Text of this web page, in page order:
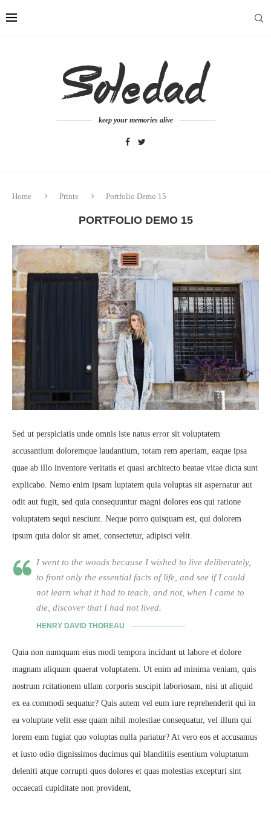
keep your memories alive
Home Prints Portfolio Demo 15
PORTFOLIO DEMO 15
Sed ut perspiciatis unde omnis iste natus error sit voluptatem
accusantium doloremque laudantium, totam rem aperiam, eaque ipsa
quae ab illo inventore veritatis et quasi architecto beatae vitae dicta sunt
explicabo. Nemo enim ipsam luptatem quia voluptas sit aspernatur aut
odit aut fugit, sed quia consequuntur magni dolores eos qui ratione
voluptatem sequi nesciunt. Neque porro quisquam est, qui dolorem
ipsum quia dolor sit amet, consectetur, adipisci velit.
I went to the woods because I wished to live deliberately,
to front only the essential facts of life, and see if I could
not learn what it had to teach, and not, when I came to
die, discover that I had not lived.
HENRY DAVID THOREAU
Quia non numquam eius modi tempora incidunt ut labore et dolore
magnam aliquam quaerat voluptatem. Ut enim ad minima veniam, quis
nostrum rcitationem ullam corporis suscipit laboriosam, nisi ut aliquid
ex ea commodi sequatur? Quis autem vel eum iure reprehenderit qui in
ea voluptate velit esse quam nihil molestiae consequatur, vel illum qui
lorem eum fugiat quo voluptas nulla pariatur? At vero eos et accusamus
et iusto odio dignissimos ducimus qui blanditiis esentium voluptatum
deleniti atque corrupti quos dolores et quas molestias excepturi sint
occaecati cupiditate non provident,